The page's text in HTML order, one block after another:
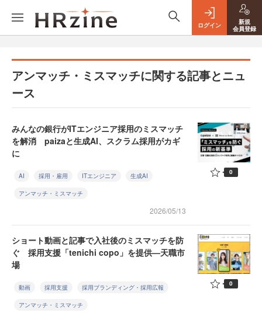
ログイン
新規
会員登録
アンマッチ・ミスマッチに関する記事とニュ
ース
みんなの銀行がITエンジニア採用のミスマッチ
を解消 paizaと生成AI、スクラム採用がカギ
に
AI 採用・雇用 ITエンジニア 生成AI
アンマッチ・ミスマッチ
2026/05/13
0
ショート動画と記事で入社後のミスマッチを防
ぐ 採用支援「tenichi copo」を提供—天職市
場
動画 採用支援 採用ブランディング・採用広報
アンマッチ・ミスマッチ
0